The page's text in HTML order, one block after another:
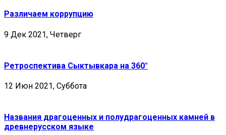
Различаем коррупцию
9 Дек 2021, Четверг
Ретроспектива Сыктывкара на 360°
12 Июн 2021, Суббота
Названия драгоценных и полудрагоценных камней в
древнерусском языке